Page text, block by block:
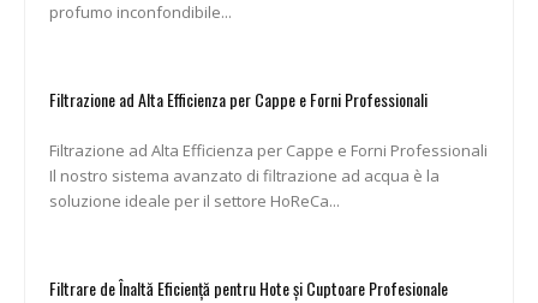
profumo inconfondibile...
Filtrazione ad Alta Efficienza per Cappe e Forni Professionali
Filtrazione ad Alta Efficienza per Cappe e Forni Professionali
Il nostro sistema avanzato di filtrazione ad acqua è la
soluzione ideale per il settore HoReCa...
Filtrare de Înaltă Eficiență pentru Hote și Cuptoare Profesionale